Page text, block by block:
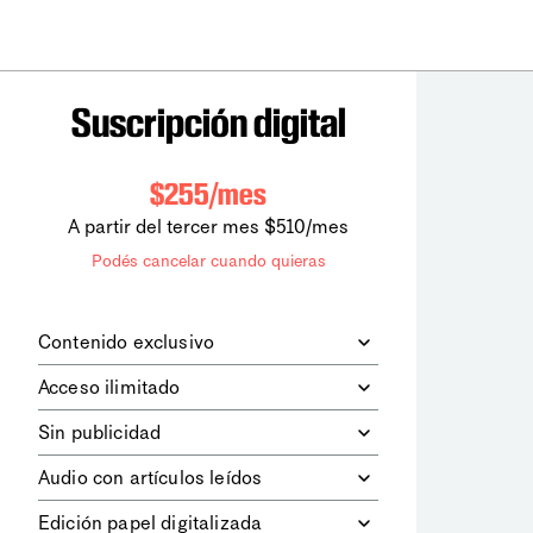
Suscripción digital
$255/mes
A partir del tercer mes $510/mes
Podés cancelar cuando quieras
Contenido exclusivo
digitales dela diaria
los contenidos de Le Monde
diplomatique.
Acceso ilimitado
contenidos.
Sin publicidad
publicitarios.
Audio con artículos leídos
Edición papel digitalizada